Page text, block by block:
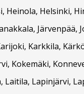
Heinola, Helsinki,
Järvenpää,
Karkkila,
Kokemäki,
Lapinjärvi,